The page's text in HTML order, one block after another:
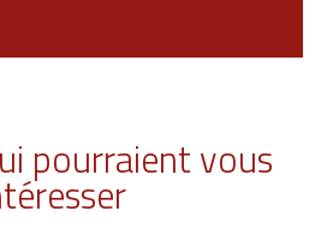
pourraient vous